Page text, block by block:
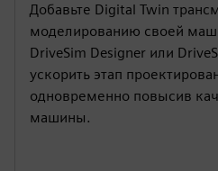
Добавьте Digital Twin
моделированию своей
DriveSim Designer или
ускорить этап
одновременно повысив
машины.